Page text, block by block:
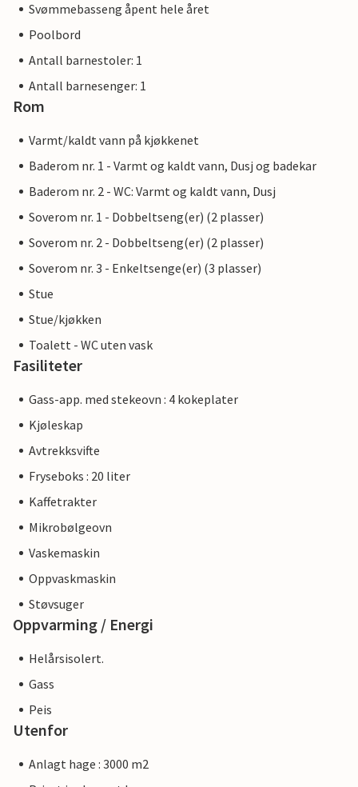
Svømmebasseng åpent hele året
Poolbord
Antall barnestoler: 1
Antall barnesenger: 1
Rom
Varmt/kaldt vann på kjøkkenet
Baderom nr. 1 - Varmt og kaldt vann, Dusj og badekar
Baderom nr. 2 - WC: Varmt og kaldt vann, Dusj
Soverom nr. 1 - Dobbeltseng(er) (2 plasser)
Soverom nr. 2 - Dobbeltseng(er) (2 plasser)
Soverom nr. 3 - Enkeltsenge(er) (3 plasser)
Stue
Stue/kjøkken
Toalett - WC uten vask
Fasiliteter
Gass-app. med stekeovn : 4 kokeplater
Kjøleskap
Avtrekksvifte
Fryseboks : 20 liter
Kaffetrakter
Mikrobølgeovn
Vaskemaskin
Oppvaskmaskin
Støvsuger
Oppvarming / Energi
Helårsisolert.
Gass
Peis
Utenfor
Anlagt hage : 3000 m2